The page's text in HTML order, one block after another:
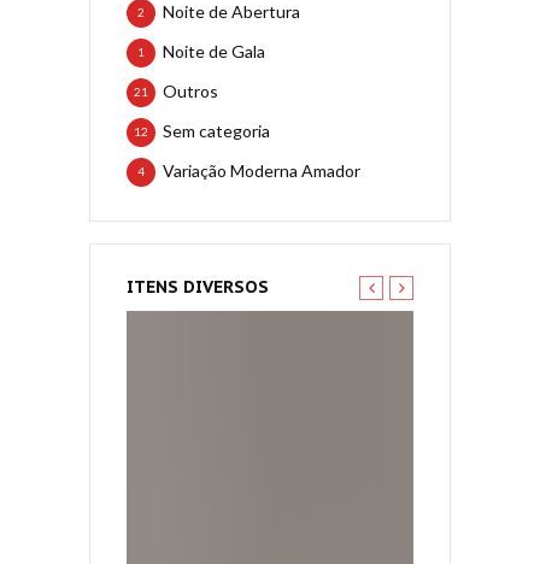
Noite de Abertura
2
Noite de Gala
1
Outros
21
Sem categoria
12
Variação Moderna Amador
4
ITENS DIVERSOS